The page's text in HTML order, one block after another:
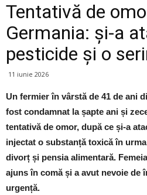
Tentativă de
Germania: și-a
pesticide și o
11 iunie 2026
Un fermier în vârstă de 41 de ani
fost condamnat la șapte ani și
tentativă de omor, după ce și-a
injectat o substanță toxică în
divorț și pensia alimentară.
ajuns în comă și a avut nevoie de
urgență.